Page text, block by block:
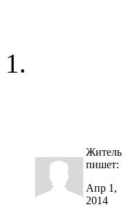
Житель
пишет:
Апр 1,
2014